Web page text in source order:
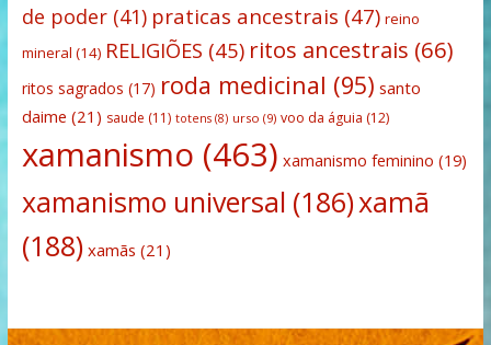
de poder(41) praticas ancestrais (47) reino
mineral (14) RELIGIÕES (45) ritos ancestrais (66)
ritos sagrados (17) roda medicinal (95) santo
daime (21) saude (11) totens(8) urso (9) voo da águia (12)
xamanismo (463) xamanismo feminino (19)
xamanismo universal (186)xamã
(188) xamãs (21)